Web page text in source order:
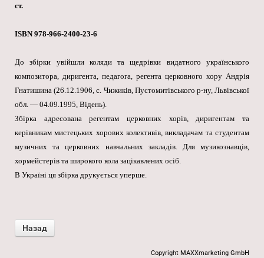
ст.
ISBN 978-966-2400-23-6
До збірки увійшли коляди та щедрівки видатного українського
композитора, диригента, педагога, регента церковного хору Андрія
Гнатишина (26.12.1906, с. Чижиків, Пустомитівського р-ну, Львівської
обл. — 04.09.1995, Відень).
Збірка адресована регентам церковних хорів, диригентам та
керівникам мистецьких хорових колективів, викладачам та студентам
музичних та церковних навчальних закладів. Для музикознавців,
хормейстерів та широкого кола зацікавлених осіб.
В Україні ця збірка друкується уперше.
Copyright MAXXmarketing GmbH